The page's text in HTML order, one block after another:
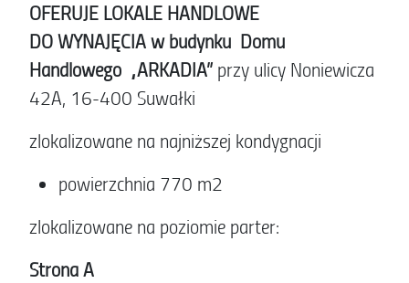
OFERUJE LOKALE HANDLOWE
DO WYNAJĘCIA w budynku Domu
Handlowego „ARKADIA” przy ulicy Noniewicza
42A, 16-400 Suwałki
zlokalizowane na najniższej kondygnacji
powierzchnia 770 m2
zlokalizowane na poziomie parter:
Strona A